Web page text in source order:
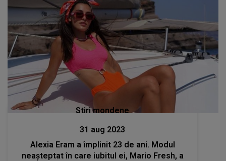
Stiri mondene
31 aug 2023
Alexia Eram a împlinit 23 de ani. Modul
neașteptat în care iubitul ei, Mario Fresh, a